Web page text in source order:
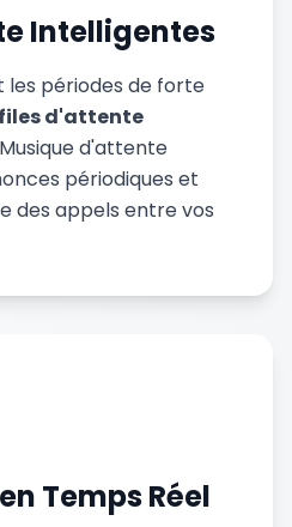
Intelligentes
périodes de forte
files d'attente
d'attente
périodiques et
des appels entre vos
Temps Réel